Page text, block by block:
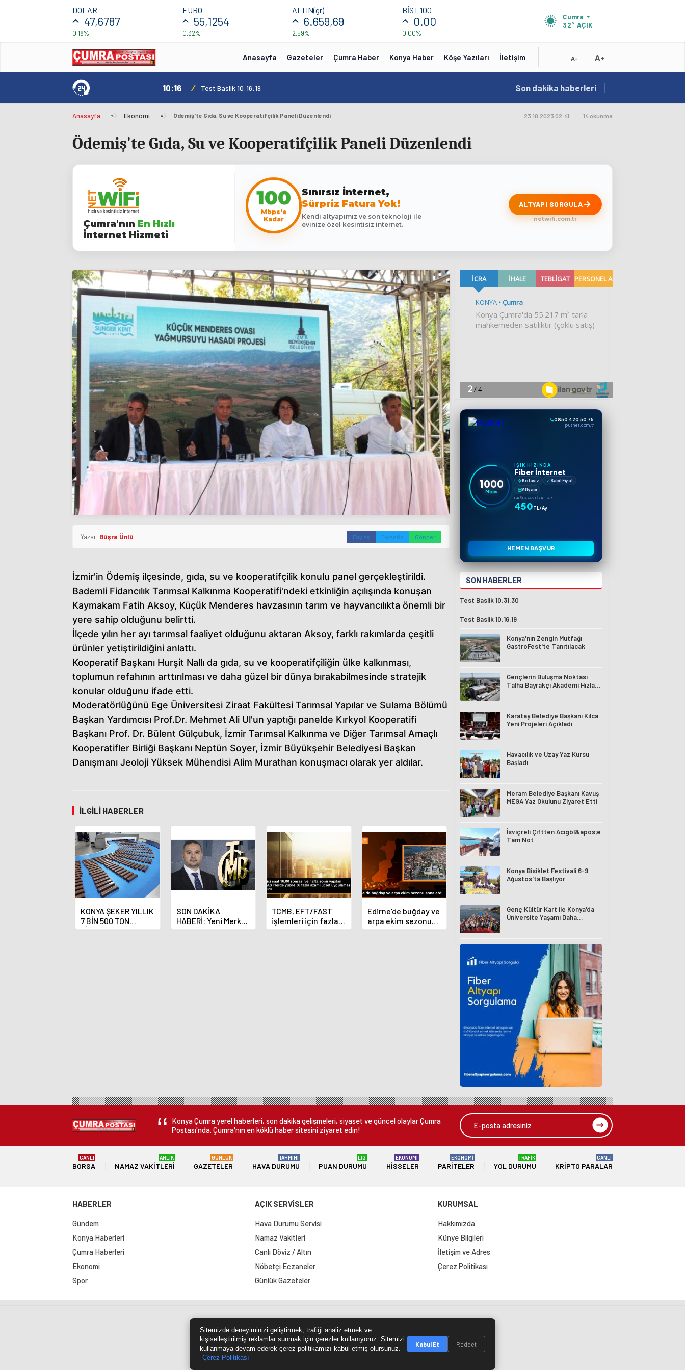
DOLAR
47,6787
0,18%
EURO
55,1254
0,32%
ALTIN(gr)
6.659,69
2,59%
BİST 100
0.00
0.00%
Çumra
32° AÇIK
Anasayfa Gazeteler Çumra Haber Konya Haber Köşe Yazıları İletişim A- A+
10:16 / Test Baslik 10:16:19 19:01 / Konya'nın Zengin Mutfağı GastroFest'te
Son dakika haberleri
Anasayfa » Ekonomi » Ödemiş'te Gıda, Su ve Kooperatifçilik Paneli Düzenlendi 23.10.2023 02:41 14 okunma
Ödemiş'te Gıda, Su ve Kooperatifçilik Paneli Düzenlendi
Çumra'nın En Hızlı
İnternet Hizmeti
100
Mbps'e
Kadar
Sınırsız İnternet,
Sürpriz Fatura Yok!
Kendi altyapımız ve son teknoloji ile
evinize özel kesintisiz internet.
ALTYAPI SORGULA
netwifi.com.tr
Yazar: Büşra Ünlü Paylaş Tweetle Gönder
İzmir'in Ödemiş ilçesinde, gıda, su ve kooperatifçilik konulu panel gerçekleştirildi.
Bademli Fidancılık Tarımsal Kalkınma Kooperatifi'ndeki etkinliğin açılışında konuşan
Kaymakam Fatih Aksoy, Küçük Menderes havzasının tarım ve hayvancılıkta önemli bir
yere sahip olduğunu belirtti.
İlçede yılın her ayı tarımsal faaliyet olduğunu aktaran Aksoy, farklı rakımlarda çeşitli
ürünler yetiştirildiğini anlattı.
Kooperatif Başkanı Hurşit Nallı da gıda, su ve kooperatifçiliğin ülke kalkınması,
toplumun refahının arttırılması ve daha güzel bir dünya bırakabilmesinde stratejik
konular olduğunu ifade etti.
Moderatörlüğünü Ege Üniversitesi Ziraat Fakültesi Tarımsal Yapılar ve Sulama Bölümü
Başkan Yardımcısı Prof.Dr. Mehmet Ali Ul'un yaptığı panelde Kırkyol Kooperatifi
Başkanı Prof. Dr. Bülent Gülçubuk, İzmir Tarımsal Kalkınma ve Diğer Tarımsal Amaçlı
Kooperatifler Birliği Başkanı Neptün Soyer, İzmir Büyükşehir Belediyesi Başkan
Danışmanı Jeoloji Yüksek Mühendisi Alim Murathan konuşmacı olarak yer aldılar.
İLGILI HABERLER
KONYA ŞEKER YILLIK
7 BİN 500 TON
ÇİKOLATALI ÜRÜN
SON DAKİKA
HABERİ: Yeni Merkez
Bankası Başkanı
TCMB, EFT/FAST
işlemleri için fazla
ücret uygulamasını
Edirne'de buğday ve
arpa ekim sezonu
sona erdi
0850 420 50 75
plusnet.com.tr
1000
Mbps
IŞIK HIZINDA
Fiber İnternet
Kotasız
Sabit Fiyat
Altyapı
BAŞLAYAN FIYATLAR
450TL/Ay
HEMEN BAŞVUR
SON HABERLER
Test Baslik 10:31:30
Test Baslik 10:16:19
Konya'nın Zengin Mutfağı
GastroFest'te Tanıtılacak
Gençlerin Buluşma Noktası
Talha Bayrakçı Akademi Hızla
Karatay Belediye Başkanı Kılca
Yeni Projeleri Açıkladı
Havacılık ve Uzay Yaz Kursu
Başladı
Meram Belediye Başkanı Kavuş
MEGA Yaz Okulunu Ziyaret Etti
İsviçreli Çiftten Acıgöl&apos;e
Tam Not
Konya Bisiklet Festivali 6-9
Ağustos'ta Başlıyor
Genç Kültür Kart ile Konya'da
Üniversite Yaşamı Daha
Konya Çumra yerel haberleri, son dakika gelişmeleri, siyaset ve güncel olaylar Çumra
Postası'nda. Çumra'nın en köklü haber sitesini ziyaret edin!
BORSA
CANLI
NAMAZ VAKITLERI
ANLIK
GAZETELER
GÜNLÜK
HAVA DURUMU
TAHMİNİ
PUAN DURUMU
LİG
HISSELER
EKONOMİ
PARITELER
EKONOMİ
YOL DURUMU
TRAFİK
KRIPTO PARALAR
CANLI
HABERLER
Gündem
Konya Haberleri
Çumra Haberleri
Ekonomi
Spor
AÇIK SERVİSLER
Hava Durumu Servisi
Namaz Vakitleri
Canlı Döviz / Altın
Nöbetçi Eczaneler
Günlük Gazeteler
KURUMSAL
Hakkımızda
Künye Bilgileri
İletişim ve Adres
Çerez Politikası
Site Haritası RSS Kaynağı Çumra Postası
Sitemizde deneyiminizi geliştirmek, trafiği analiz etmek ve
kişiselleştirilmiş reklamlar sunmak için çerezler kullanıyoruz. Sitemizi
kullanmaya devam ederek çerez politikamızı kabul etmiş olursunuz.
Çerez Politikası
Kabul Et Reddet